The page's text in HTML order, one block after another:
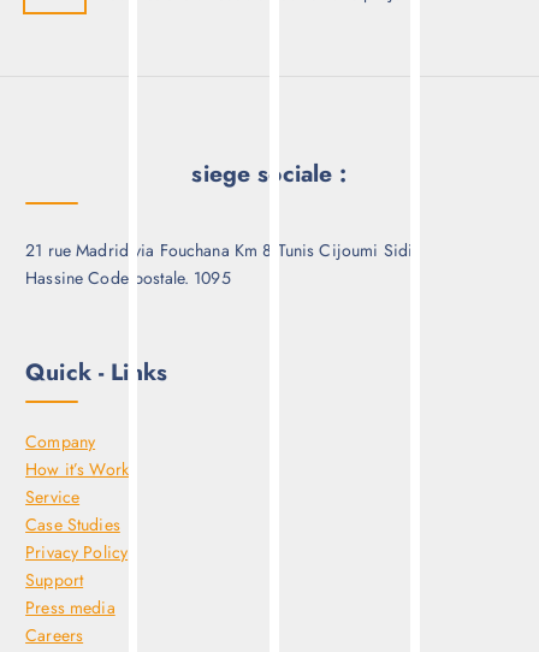
siege sociale :
21 rue Madrid via Fouchana Km 8 Tunis Cijoumi Sidi
Hassine Code postale. 1095
Quick - Links
Company
How it’s Work
Service
Case Studies
Privacy Policy
Support
Press media
Careers